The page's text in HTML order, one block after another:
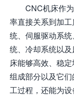
CNC机床作
率直接关系到加
统、伺服驱动系
统、冷却系统以
床能够高效、稳
组成部分以及它
工过程，还能为